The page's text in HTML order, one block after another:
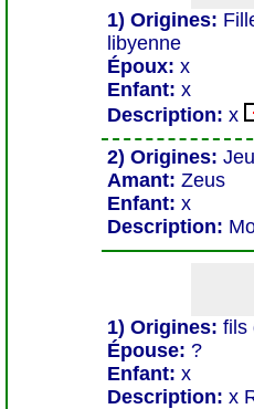
1) Origines:
libyenne
Époux: x
Enfant: x
Description: x
2) Origines:
Amant: Zeus
Enfant: x
Description:
1) Origines: fils
Épouse: ?
Enfant: x
Description: x